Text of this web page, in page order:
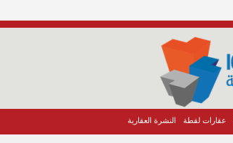
عقارات لقطة النشرة العقارية